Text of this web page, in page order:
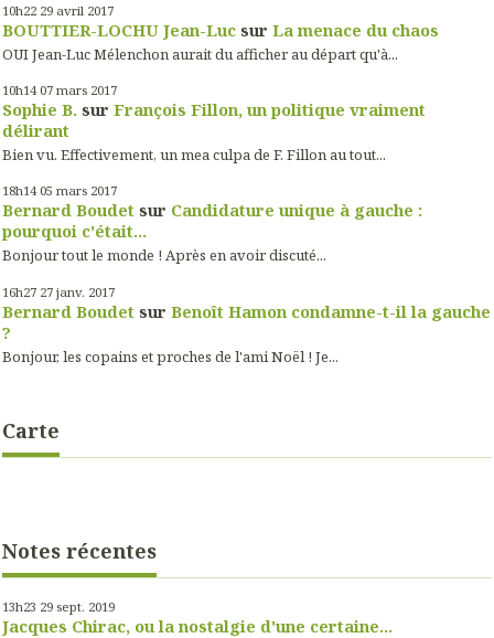
10h22 29 avril 2017
BOUTTIER-LOCHU Jean-Luc sur La menace du chaos
OUI Jean-Luc Mélenchon aurait du afficher au départ qu'à...
10h14 07 mars 2017
Sophie B. sur François Fillon, un politique vraiment
délirant
Bien vu. Effectivement, un mea culpa de F. Fillon au tout...
18h14 05 mars 2017
Bernard Boudet sur Candidature unique à gauche :
pourquoi c'était...
Bonjour tout le monde ! Après en avoir discuté...
16h27 27 janv. 2017
Bernard Boudet sur Benoît Hamon condamne-t-il la gauche
?
Bonjour, les copains et proches de l'ami Noël ! Je...
Carte
Notes récentes
13h23 29 sept. 2019
Jacques Chirac, ou la nostalgie d'une certaine...